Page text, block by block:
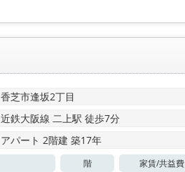
香芝市逢坂2丁目
近鉄大阪線 二上駅 徒歩7分
アパート 2階建 築17年
階 家賃/共益費